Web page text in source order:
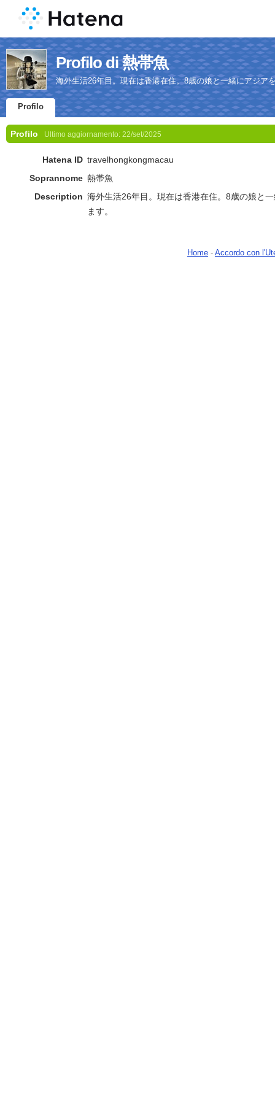
Profilo di 熱帯魚
海外生活26年目。現在は香港在住。8歳の娘と一緒にアジア
Profilo
Profilo Ultimo aggiornamento: 22/set/2025
Hatena ID travelhongkongmacau
Soprannome 熱帯魚
Description 海外生活26年目。現在は香港在住。8歳の娘と
ます。
Home - Accordo con